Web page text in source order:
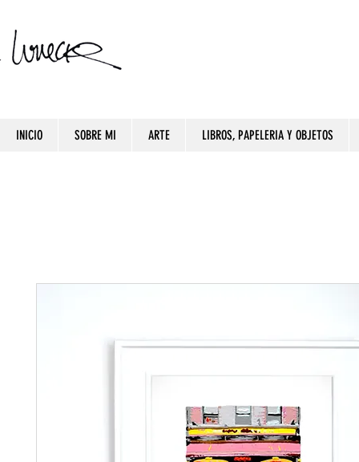
INICIO SOBRE MI ARTE LIBROS, PAPELERIA Y OBJETOS